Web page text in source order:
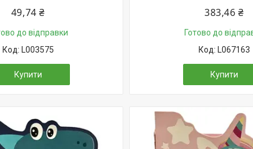
49,74 ₴
до відправки
L003575
Купити
383,46 ₴
Готово до
L067163
Купити